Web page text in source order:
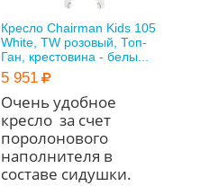
Кресло Chairman Kids 105
White, TW розовый, Топ-
Ган, крестовина - белы...
5 951
Очень удобное
кресло за счет
поролонового
наполнителя в
составе сидушки.